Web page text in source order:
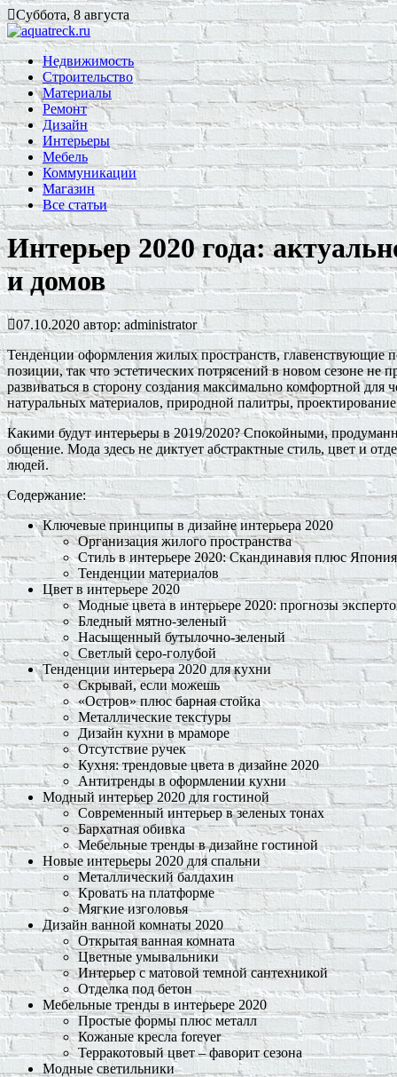
Суббота, 8 августа
Недвижимость
Строительство
Материалы
Ремонт
Дизайн
Интерьеры
Мебель
Коммуникации
Магазин
Все статьи
Интерьер 2020 года:
и домов
07.10.2020 автор: administrator
Тенденции оформления жилых пространств, главенствующие
позиции, так что эстетических потрясений в новом сезоне не
развиваться в сторону создания максимально комфортной для
натуральных материалов, природной палитры,
Какими будут интерьеры в 2019/2020? Спокойными,
общение. Мода здесь не диктует абстрактные стиль, цвет и
людей.
Содержание:
Ключевые принципы в дизайне интерьера 2020
Организация жилого пространства
Стиль в интерьере 2020: Скандинавия плюс Япония
Тенденции материалов
Цвет в интерьере 2020
Модные цвета в интерьере 2020: прогнозы
Бледный мятно-зеленый
Насыщенный бутылочно-зеленый
Светлый серо-голубой
Тенденции интерьера 2020 для кухни
Скрывай, если можешь
«Остров» плюс барная стойка
Металлические текстуры
Дизайн кухни в мраморе
Отсутствие ручек
Кухня: трендовые цвета в дизайне 2020
Антитренды в оформлении кухни
Модный интерьер 2020 для гостиной
Современный интерьер в зеленых тонах
Бархатная обивка
Мебельные тренды в дизайне гостиной
Новые интерьеры 2020 для спальни
Металлический балдахин
Кровать на платформе
Мягкие изголовья
Дизайн ванной комнаты 2020
Открытая ванная комната
Цветные умывальники
Интерьер с матовой темной сантехникой
Отделка под бетон
Мебельные тренды в интерьере 2020
Простые формы плюс металл
Кожаные кресла forever
Терракотовый цвет – фаворит сезона
Модные светильники